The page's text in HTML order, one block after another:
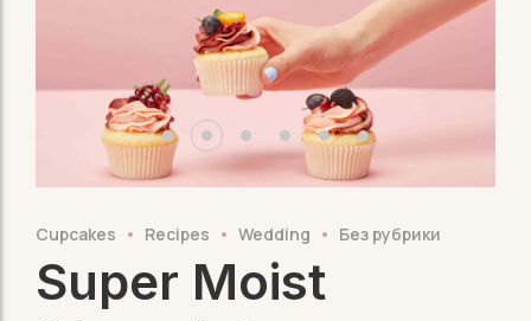
Cupcakes Recipes Wedding Без рубрики
Super Moist